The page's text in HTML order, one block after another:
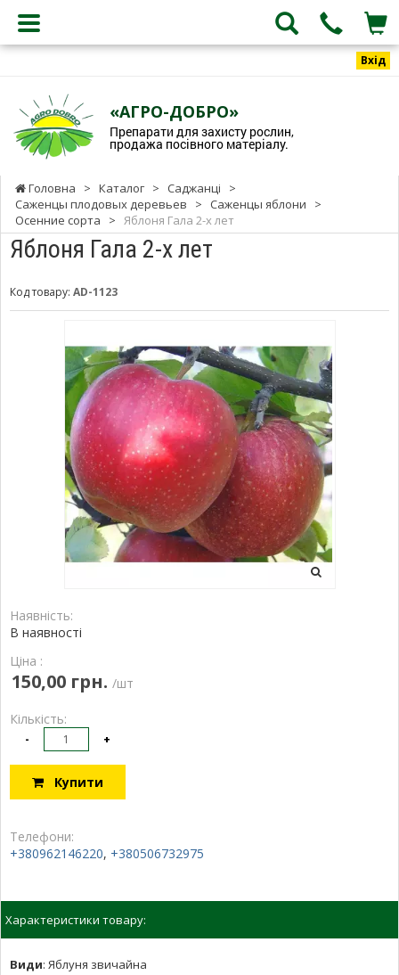
Вхід
«АГРО-ДОБРО»
Препарати для захисту рослин,
продажа посівного матеріалу.
Головна > Каталог > Саджанці
>
Саженцы плодовых деревьев
> Саженцы яблони
>
Осенние сорта
> Яблоня Гала 2-х лет
Яблоня Гала 2-х лет
Код товару: AD-1123
Наявність:
В наявності
Ціна :
150,00 грн. /шт
Кількість:
- +
Купити
Телефони:
+380962146220, +380506732975
Характеристики товару:
Види: Яблуня звичайна